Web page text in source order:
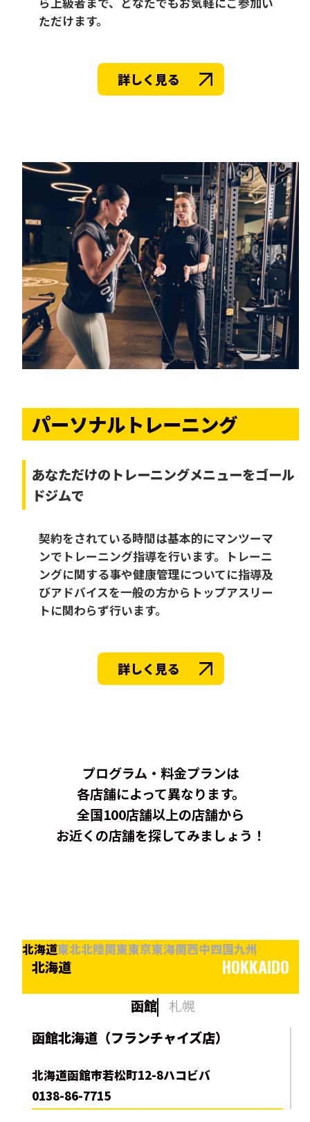
ただけます。
詳しく見る
パーソナルトレーニング
あなただけの トレーニングメニューをゴール
ドジムで
契約をされている時間は基本的にマンツーマ
ンでトレーニング指導を行います。トレーニ
ングに関する事や健康管理についてに指導及
びアドバイスを一般の方からトップアスリー
トに関わらず行います。
詳しく見る
プログラム・料金プランは
各店舗によって異なります。
全国100店舗以上の店舗から
お近くの店舗を探してみましょう！
北海道東北北陸関東東京東海関西中四国九州
北海道 HOKKAIDO
函館
札幌
函館北海道（フランチャイズ店）
北海道函館市若松町12-8ハコビバ
0138-86-7715